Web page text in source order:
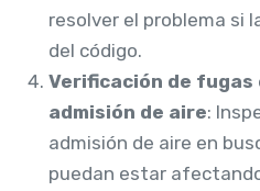
resolver el problema si
del código.
Verificación de fugas
admisión de aire:
admisión de aire en
puedan estar